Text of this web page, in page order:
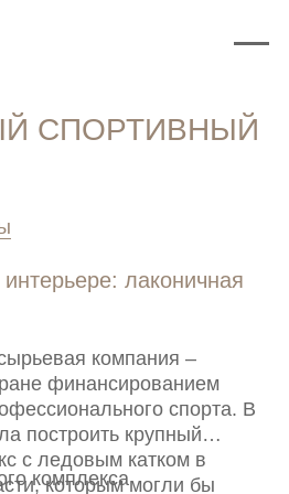
СПОРТИВНЫЙ
лаконичная
компания –
финансированием
спорта. В
построить крупный
с ледовым катком в
которым могли бы
комплекса